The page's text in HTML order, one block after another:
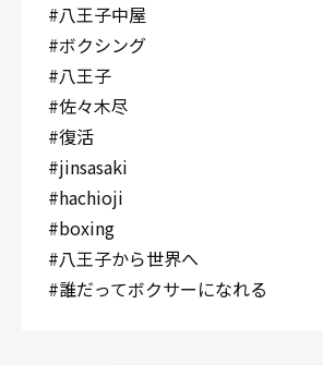
#八王子中屋
#ボクシング
#八王子
#佐々木尽
#復活
#jinsasaki
#hachioji
#boxing
#八王子から世界へ
#誰だってボクサーになれる